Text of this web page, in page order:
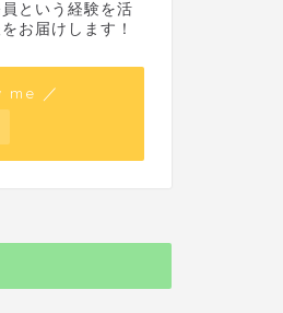
という経験を活
お届けします！
me ／